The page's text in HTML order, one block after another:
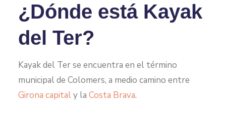
¿Dónde está Kayak
del Ter?
Kayak del Ter se encuentra en el término
municipal de Colomers, a medio camino entre
Girona capitaly la Costa Brava.